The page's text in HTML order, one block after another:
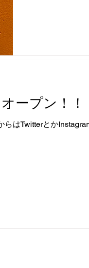
ープン！！
はTwitterとか